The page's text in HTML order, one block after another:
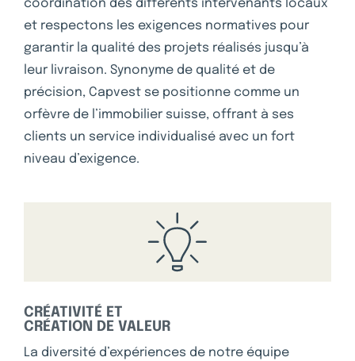
coordination des différents intervenants locaux
et respectons les exigences normatives pour
garantir la qualité des projets réalisés jusqu’à
leur livraison. Synonyme de qualité et de
précision, Capvest se positionne comme un
orfèvre de l’immobilier suisse, offrant à ses
clients un service individualisé avec un fort
niveau d’exigence.
CRÉATIVITÉ ET
CRÉATION DE VALEUR
La diversité d’expériences de notre équipe